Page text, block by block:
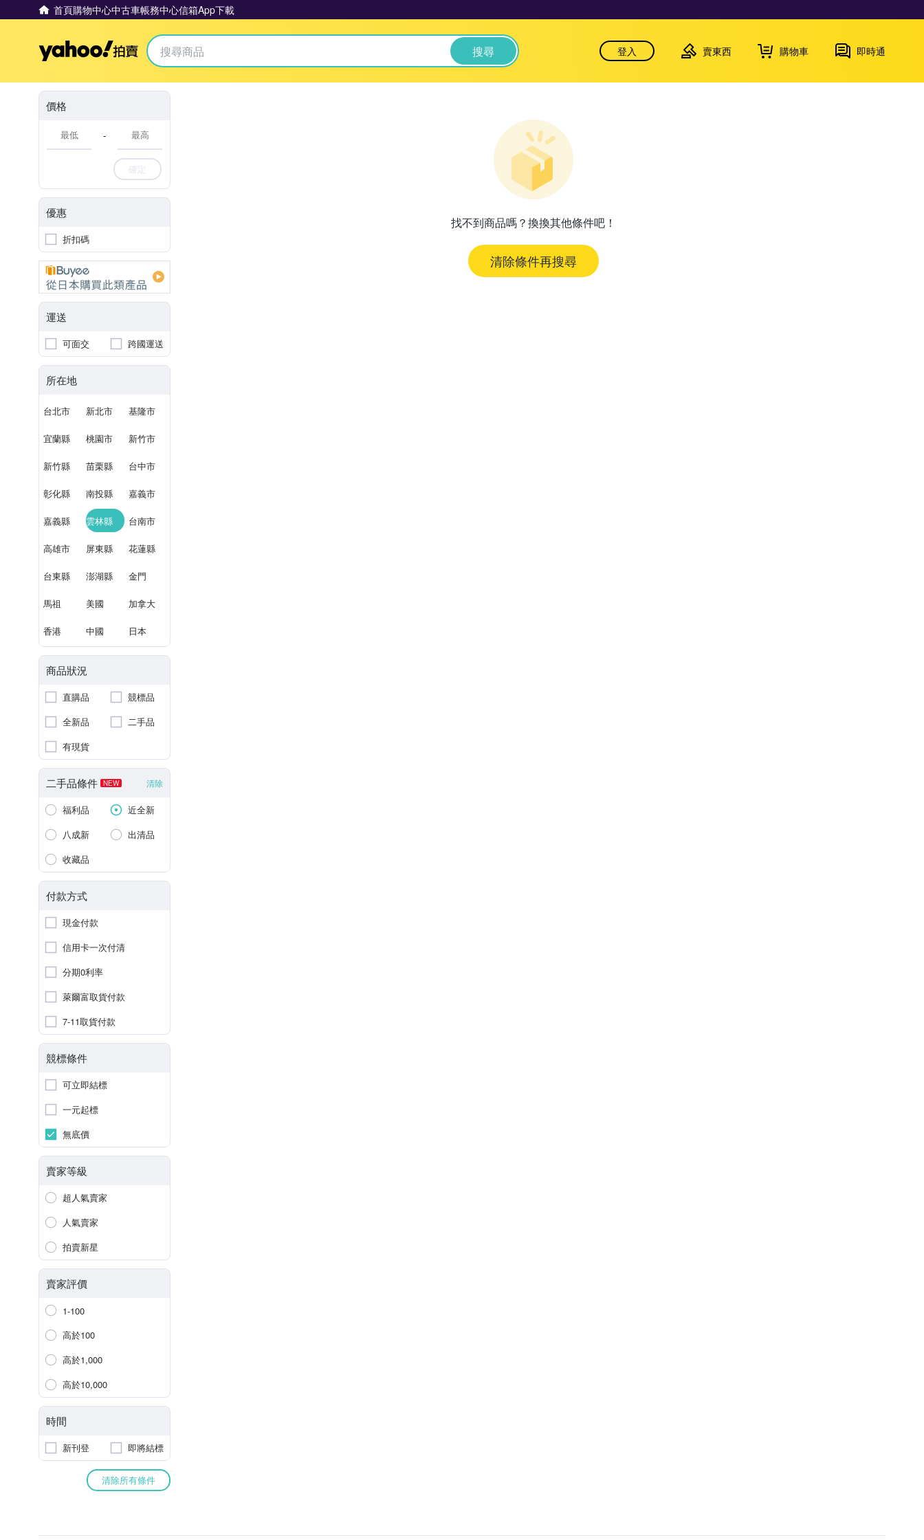
首頁購物中心中古車帳務中心信箱App下載
Yahoo拍賣 搜尋 登入 賣東西 購物車 即時通
價格
-
確定
優惠
折扣碼
運送
可面交 跨國運送
所在地
台北市 新北市 基隆市
宜蘭縣 桃園市 新竹市
新竹縣 苗栗縣 台中市
彰化縣 南投縣 嘉義市
嘉義縣 雲林縣 台南市
高雄市 屏東縣 花蓮縣
台東縣 澎湖縣 金門
馬祖 美國 加拿大
香港 中國 日本
商品狀況
直購品
競標品
全新品
二手品
有現貨
二手品條件 NEW 清除
福利品
近全新
八成新
出清品
收藏品
付款方式
現金付款
信用卡一次付清
分期0利率
萊爾富取貨付款
7-11取貨付款
競標條件
可立即結標
一元起標
無底價
賣家等級
超人氣賣家
人氣賣家
拍賣新星
賣家評價
1-100
高於100
高於1,000
高於10,000
時間
新刊登 即將結標
清除所有條件
找不到商品嗎？換換其他條件吧！
清除條件再搜尋